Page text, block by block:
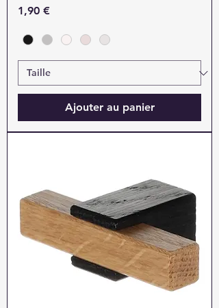
Prix
1,90 €
Ajouter au panier